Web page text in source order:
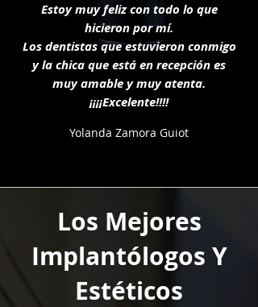
Estoy muy feliz con todo lo que
hicieron por mí.
Los dentistas que estuvieron conmigo
y la chica que está en recepción es
muy amable y muy atenta.
¡¡¡¡Excelente!!!!
Yolanda Zamora Guiot
Los Mejores
Implantólogos Y
Estéticos